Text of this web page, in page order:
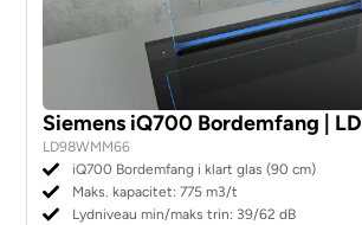
Siemens iQ700 Bordemfang |
LD98WMM66
iQ700 Bordemfang i klart glas (90 cm)
Maks. kapacitet: 775 m3/t
Lydniveau min/maks trin: 39/62 dB